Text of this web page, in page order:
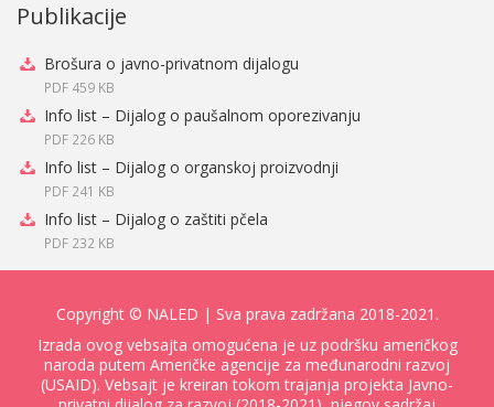
Publikacije
Brošura o javno-privatnom dijalogu
PDF 459 KB
Info list – Dijalog o paušalnom oporezivanju
PDF 226 KB
Info list – Dijalog o organskoj proizvodnji
PDF 241 KB
Info list – Dijalog o zaštiti pčela
PDF 232 KB
Copyright © NALED | Sva prava zadržana 2018-2021.
Izrada ovog vebsajta omogućena je uz podršku američkog
naroda putem Američke agencije za međunarodni razvoj
(USAID). Vebsajt je kreiran tokom trajanja projekta Javno-